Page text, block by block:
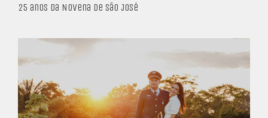
25 anos da Novena de São José